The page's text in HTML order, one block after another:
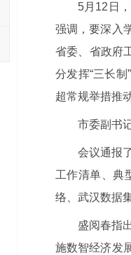
5月12日
强调，要深入
省委、省政府
分发挥“三长
超常规举措推
市委副书
会议通报
工作清单、典
络、武汉数据
盛阅春指
施数智经济发